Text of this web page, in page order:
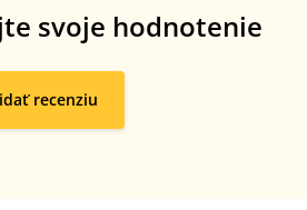
svoje hodnotenie
recenziu